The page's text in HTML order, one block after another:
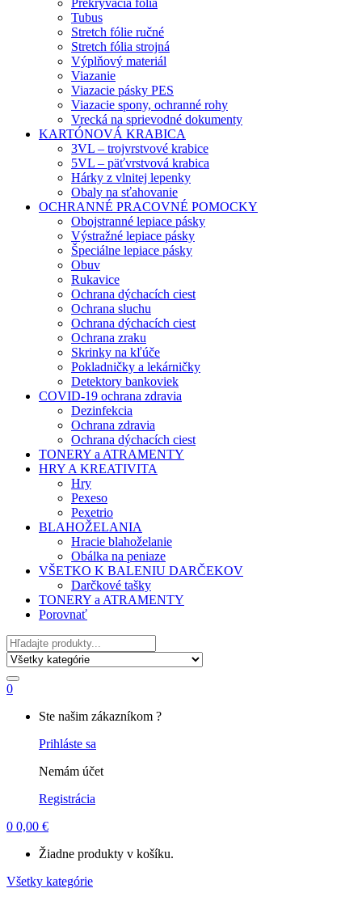
Prekrývacia fólia
Tubus
Stretch fólie ručné
Stretch fólia strojná
Výplňový materiál
Viazanie
Viazacie pásky PES
Viazacie spony, ochranné rohy
Vrecká na sprievodné dokumenty
KARTÓNOVÁ KRABICA
3VL – trojvrstvové krabice
5VL – päťvrstvová krabica
Hárky z vlnitej lepenky
Obaly na sťahovanie
OCHRANNÉ PRACOVNÉ POMOCKY
Obojstranné lepiace pásky
Výstražné lepiace pásky
Špeciálne lepiace pásky
Obuv
Rukavice
Ochrana dýchacích ciest
Ochrana sluchu
Ochrana dýchacích ciest
Ochrana zraku
Skrinky na kľúče
Pokladničky a lekárničky
Detektory bankoviek
COVID-19 ochrana zdravia
Dezinfekcia
Ochrana zdravia
Ochrana dýchacích ciest
TONERY a ATRAMENTY
HRY A KREATIVITA
Hry
Pexeso
Pexetrio
BLAHOŽELANIA
Hracie blahoželanie
Obálka na peniaze
VŠETKO K BALENIU DARČEKOV
Darčkové tašky
TONERY a ATRAMENTY
Porovnať
Hľadať
0
Ste našim zákazníkom ?
Prihláste sa
Nemám účet
Registrácia
0 0,00 €
Žiadne produkty v košíku.
Všetky kategórie